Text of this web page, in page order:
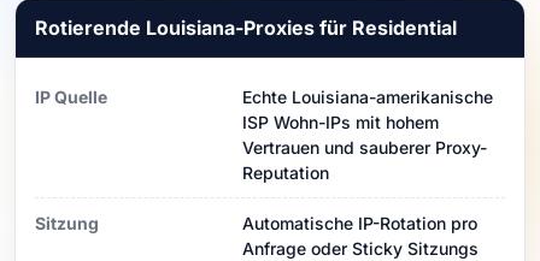
Rotierende Louisiana-Proxies für Residential
IP Quelle
Echte Louisiana-amerikanische
ISP Wohn-IPs mit hohem
Vertrauen und sauberer Proxy-
Reputation
Sitzung
Automatische IP-Rotation pro
Anfrage oder Sticky Sitzungs